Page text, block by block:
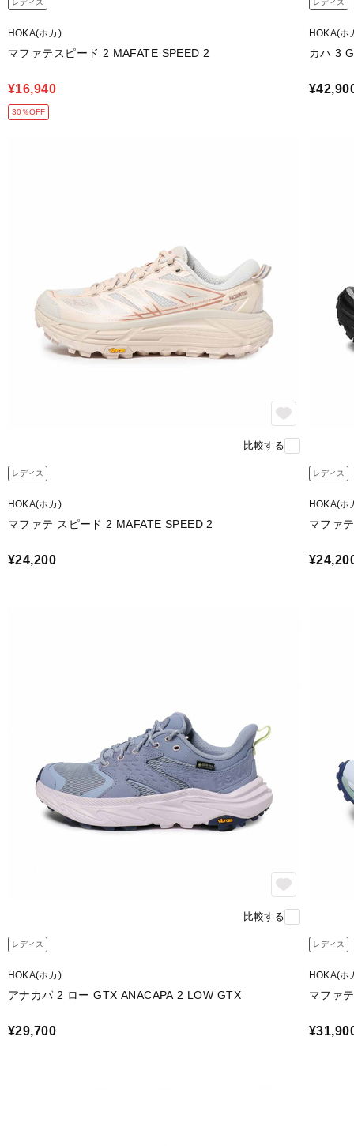
レディス
HOKA(ホカ)
マファテスピード 2 MAFATE SPEED 2
¥16,940
30％OFF
レディス
HOKA(ホ
カハ 3
比較する
レディス
HOKA(ホカ)
マファテ スピード 2 MAFATE SPEED 2
¥24,200
レディス
HOKA(ホ
マファ
比較する
レディス
HOKA(ホカ)
アナカパ 2 ロー GTX ANACAPA 2 LOW GTX
¥29,700
レディス
HOKA(ホ
マファ